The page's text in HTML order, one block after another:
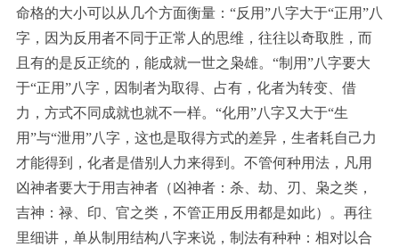
命格的大小可以从几个方面衡量：“反用”八字大于“正用”八
字，因为反用者不同于正常人的思维，往往以奇取胜，而
且有的是反正统的，能成就一世之枭雄。“制用”八字要大
于“正用”八字，因制者为取得、占有，化者为转变、借
力，方式不同成就也就不一样。“化用”八字又大于“生
用”与“泄用”八字，这也是取得方式的差异，生者耗自己力
才能得到，化者是借别人力来得到。不管何种用法，凡用
凶神者要大于用吉神者（凶神者：杀、劫、刃、枭之类，
吉神：禄、印、官之类，不管正用反用都是如此）。再往
里细讲，单从制用结构八字来说，制法有种种：相对以合